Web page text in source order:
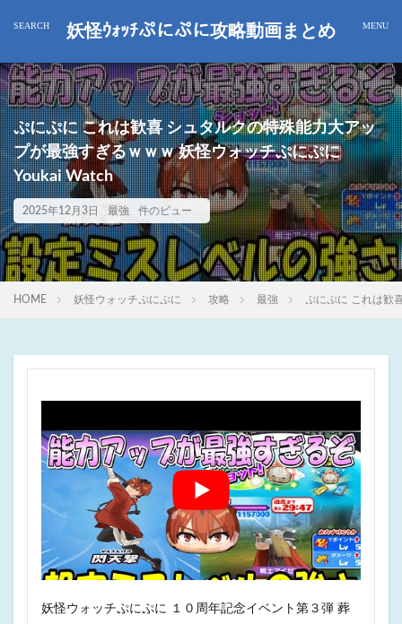
妖怪ｳｫｯﾁぷにぷに攻略動画まとめ
ぷにぷに これは歓喜 シュタルクの特殊能力大アッ
プが最強すぎるｗｗｗ 妖怪ウォッチぷにぷに
Youkai Watch
2025年12月3日 最強 件のビュー
HOME 妖怪ウォッチぷにぷに 攻略 最強 ぷにぷに これは歓
妖怪ウォッチぷにぷに １０周年記念イベント第３弾 葬